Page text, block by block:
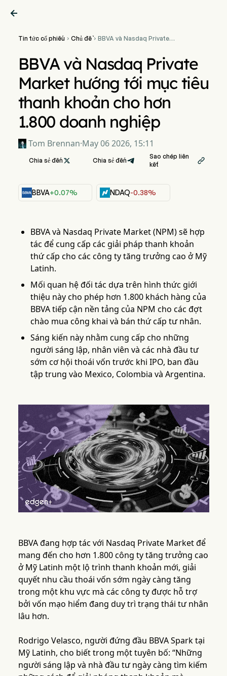

Tin tức cổ phiếu  Chủ đề BBVA và Nasdaq Private
doanh nghiệp
BBVA và Nasdaq Private
Market hướng tới mục tiêu
thanh khoản cho hơn
1.800 doanh nghiệp
Tom Brennan·May 06 2026, 15:11
Chia sẻ đến  Chia sẻ đến
Sao chép liên
kết

BBVA+0.07% NDAQ-0.38%
BBVA và Nasdaq Private Market (NPM) sẽ hợp
tác để cung cấp các giải pháp thanh khoản
thứ cấp cho các công ty tăng trưởng cao ở Mỹ
Latinh.
Mối quan hệ đối tác dựa trên hình thức giới
thiệu này cho phép hơn 1.800 khách hàng của
BBVA tiếp cận nền tảng của NPM cho các đợt
chào mua công khai và bán thứ cấp tư nhân.
Sáng kiến này nhằm cung cấp cho những
người sáng lập, nhân viên và các nhà đầu tư
sớm cơ hội thoái vốn trước khi IPO, ban đầu
tập trung vào Mexico, Colombia và Argentina.
BBVA đang hợp tác với Nasdaq Private Market để
mang đến cho hơn 1.800 công ty tăng trưởng cao
ở Mỹ Latinh một lộ trình thanh khoản mới, giải
quyết nhu cầu thoái vốn sớm ngày càng tăng
trong một khu vực mà các công ty được hỗ trợ
bởi vốn mạo hiểm đang duy trì trạng thái tư nhân
lâu hơn.
Rodrigo Velasco, người đứng đầu BBVA Spark tại
Mỹ Latinh, cho biết trong một tuyên bố: “Những
người sáng lập và nhà đầu tư ngày càng tìm kiếm